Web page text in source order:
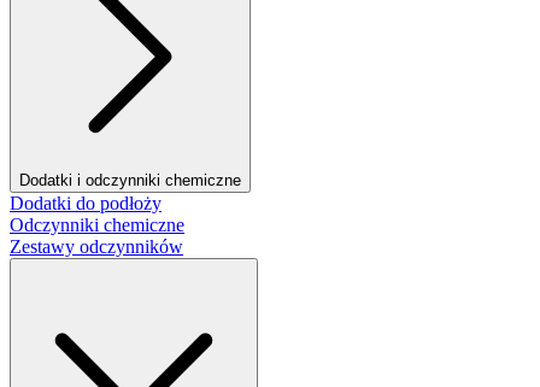
Dodatki i odczynniki chemiczne
Dodatki do podłoży
Odczynniki chemiczne
Zestawy odczynników